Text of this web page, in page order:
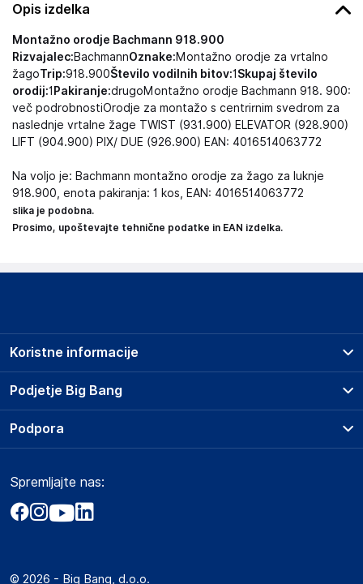
Opis izdelka
Montažno orodje Bachmann 918.900
Rizvajalec:BachmannOznake:Montažno orodje za vrtalno
žagoTrip:918.900Število vodilnih bitov:1 Skupaj število
orodij:1 Pakiranje:drugoMontažno orodje Bachmann 918. 900:
več podrobnostiOrodje za montažo s centrirnim svedrom za
naslednje vrtalne žage TWIST (931.900) ELEVATOR (928.900)
LIFT (904.900) PIX/ DUE (926.900) EAN: 4016514063772
Na voljo je: Bachmann montažno orodje za žago za luknje
918.900, enota pakiranja: 1 kos, EAN: 4016514063772
slika je podobna.
Prosimo, upoštevajte tehnične podatke in EAN izdelka.
Podjetje Big Bang
O podjetju
Obvestila za javnost
Akt o digitalnih storitvah
Marketplace za partnerje
Koristne informacije
Prodajna mesta
Storitve
Dostava, vnos in odvoz
Zavarovanje izdelkov
Podpora
Marketplace
Kako oddati naročilo?
Spremljajte nas:
© 2026 - Big Bang, d.o.o.